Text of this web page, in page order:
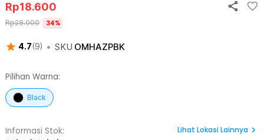
4.7(9) • SKU OMHAZPBK
Rp18.600
Rp28.000 34%
Pilihan Warna:
Black
Informasi Stok:
Lihat Lokasi Lainnya